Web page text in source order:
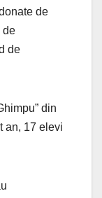
de
de
de
din
an, 17 elevi